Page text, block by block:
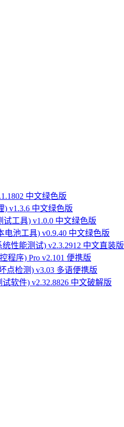
中文绿色版
v1.3.6 中文绿色版
试工具) v1.0.0 中文绿色版
电池工具) v0.9.40 中文绿色版
性能测试) v2.3.2912 中文直装版
程序) Pro v2.101 便携版
点检测) v3.03 多语便携版
软件) v2.32.8826 中文破解版